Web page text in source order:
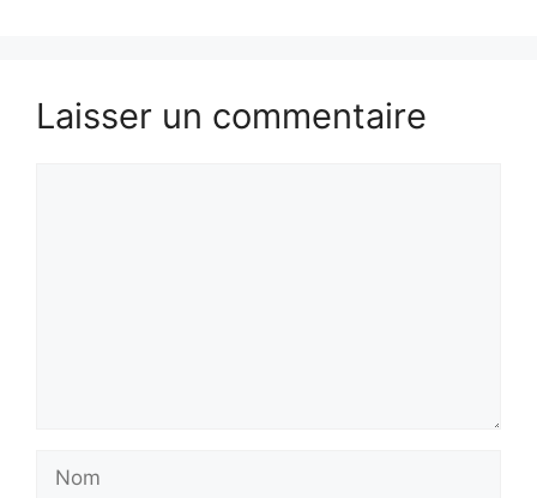
Laisser un commentaire